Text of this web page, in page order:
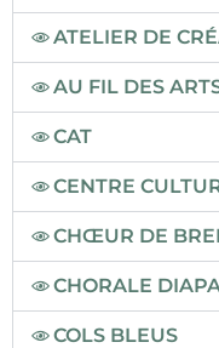
ATELIER DE
AU FIL DES
CAT
CENTRE
CHŒUR DE
CHORALE
COLS BLEUS